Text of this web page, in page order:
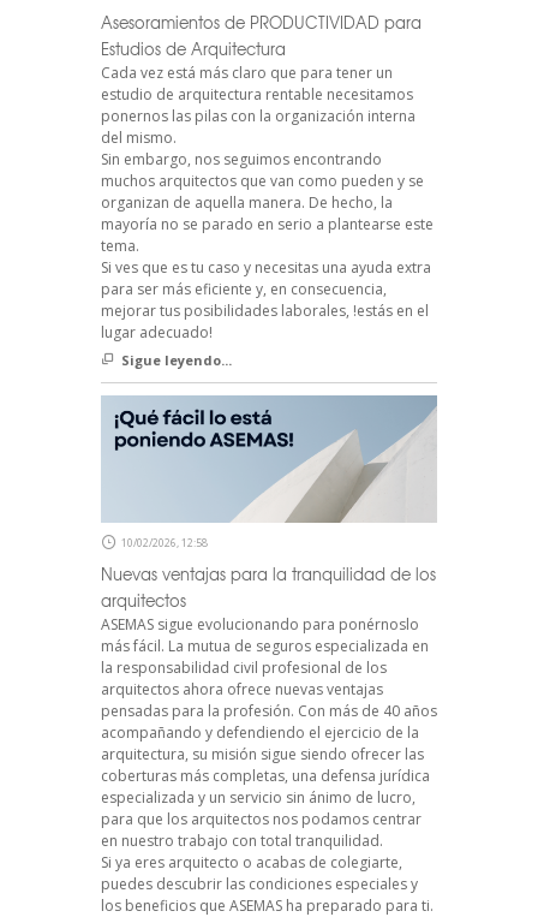
Asesoramientos de PRODUCTIVIDAD para
Estudios de Arquitectura
Cada vez está más claro que para tener un
estudio de arquitectura rentable necesitamos
ponernos las pilas con la organización interna
del mismo.
Sin embargo, nos seguimos encontrando
muchos arquitectos que van como pueden y se
organizan de aquella manera. De hecho, la
mayoría no se parado en serio a plantearse este
tema.
Si ves que es tu caso y necesitas una ayuda extra
para ser más eficiente y, en consecuencia,
mejorar tus posibilidades laborales, !estás en el
lugar adecuado!
Sigue leyendo...
10/02/2026, 12:58
Nuevas ventajas para la tranquilidad de los
arquitectos
ASEMAS sigue evolucionando para ponérnoslo
más fácil. La mutua de seguros especializada en
la responsabilidad civil profesional de los
arquitectos ahora ofrece nuevas ventajas
pensadas para la profesión. Con más de 40 años
acompañando y defendiendo el ejercicio de la
arquitectura, su misión sigue siendo ofrecer las
coberturas más completas, una defensa jurídica
especializada y un servicio sin ánimo de lucro,
para que los arquitectos nos podamos centrar
en nuestro trabajo con total tranquilidad.
Si ya eres arquitecto o acabas de colegiarte,
puedes descubrir las condiciones especiales y
los beneficios que ASEMAS ha preparado para ti.